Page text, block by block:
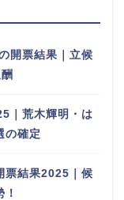
開票結果｜立候
｜荒木輝明・は
の確定
票結果2025｜候